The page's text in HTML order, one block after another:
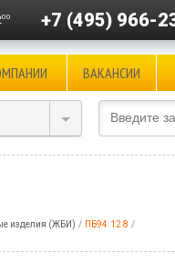
00 +7 (495) 966-
ВАКАНСИИ
изделия (ЖБИ) ПБ94.12 8